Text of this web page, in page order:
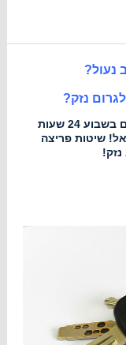
נעול?
נזק?
שירות מנעולן רכב מקצועי, זמין עבורך 7 ימים בשבוע 24 שעות
שיטות פריצה